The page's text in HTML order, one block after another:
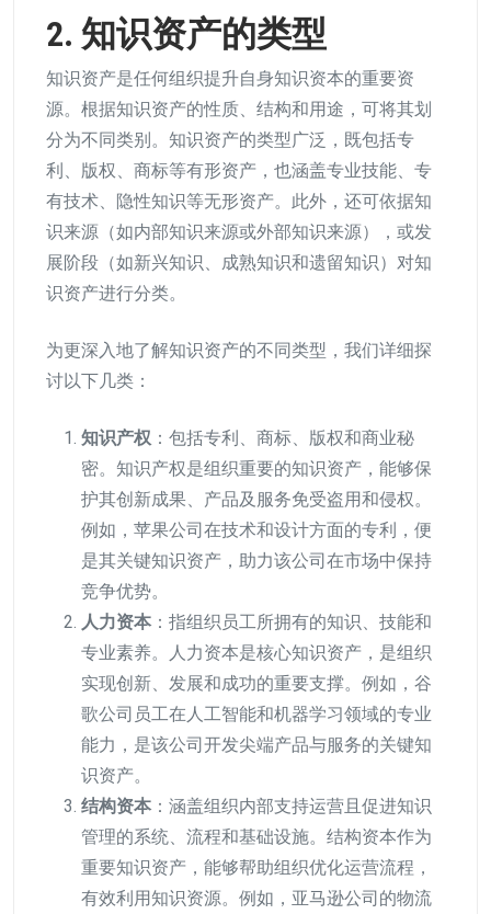
2. 知识资产的类型
知识资产是任何组织提升自身知识资本的重要资
源。根据知识资产的性质、结构和用途，可将其划
分为不同类别。知识资产的类型广泛，既包括专
利、版权、商标等有形资产，也涵盖专业技能、专
有技术、隐性知识等无形资产。此外，还可依据知
识来源（如内部知识来源或外部知识来源），或发
展阶段（如新兴知识、成熟知识和遗留知识）对知
识资产进行分类。
为更深入地了解知识资产的不同类型，我们详细探
讨以下几类：
知识产权 ：包括专利、商标、版权和商业秘
密。知识产权是组织重要的知识资产，能够保
护其创新成果、产品及服务免受盗用和侵权。
例如，苹果公司在技术和设计方面的专利，便
是其关键知识资产，助力该公司在市场中保持
竞争优势。
人力资本 ：指组织员工所拥有的知识、技能和
专业素养。人力资本是核心知识资产，是组织
实现创新、发展和成功的重要支撑。例如，谷
歌公司员工在人工智能和机器学习领域的专业
能力，是该公司开发尖端产品与服务的关键知
识资产。
结构资本 ：涵盖组织内部支持运营且促进知识
管理的系统、流程和基础设施。结构资本作为
重要知识资产，能够帮助组织优化运营流程，
有效利用知识资源。例如，亚马逊公司的物流